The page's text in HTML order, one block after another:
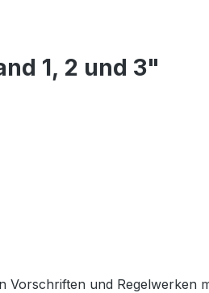
1, 2 und 3"
Vorschriften und Regelwerken